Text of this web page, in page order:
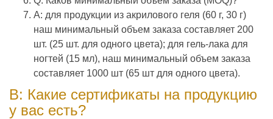
A: для продукции из акрилового геля (60 г, 30 г)
наш минимальный объем заказа составляет 200
шт. (25 шт. для одного цвета); для гель-лака для
ногтей (15 мл), наш минимальный объем заказа
составляет 1000 шт (65 шт для одного цвета).
В: Какие сертификаты на продукцию
у вас есть?